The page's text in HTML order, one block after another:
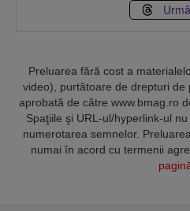
Preluarea fără cost a
video), purtătoare de drepturi de
aprobată de către www.bmag.ro
Spaţiile şi URL-ul/hyperlink-ul
numerotarea semnelor.
numai în acord cu termenii